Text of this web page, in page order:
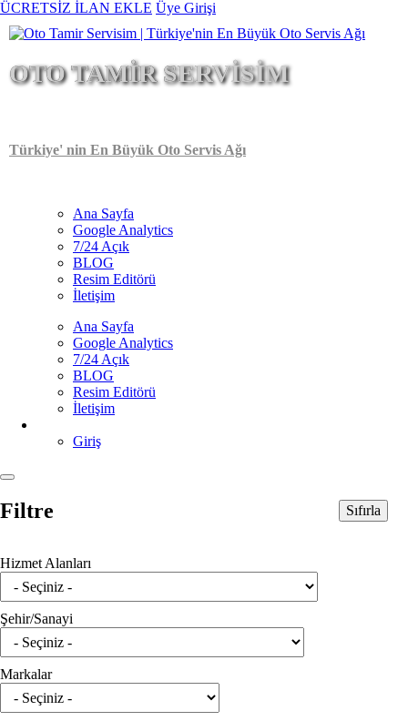
Ana
içeriğe
atla
ÜCRETSİZ İLAN EKLE Üye Girişi
OTO TAMİR SERVİSİM
Türkiye' nin En Büyük Oto Servis Ağı
navigation
Ana Sayfa
Google Analytics
7/24 Açık
BLOG
Resim Editörü
İletişim
Ana Sayfa
Google Analytics
7/24 Açık
BLOG
Resim Editörü
İletişim
Giriş
Filtre Sıfırla
Hizmet Alanları
Şehir/Sanayi
Markalar